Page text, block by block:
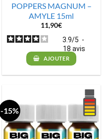
POPPERS MAGNUM –
AMYLE 15ml
11,90€
3.9/5 -
18 avis
AJOUTER
-15%